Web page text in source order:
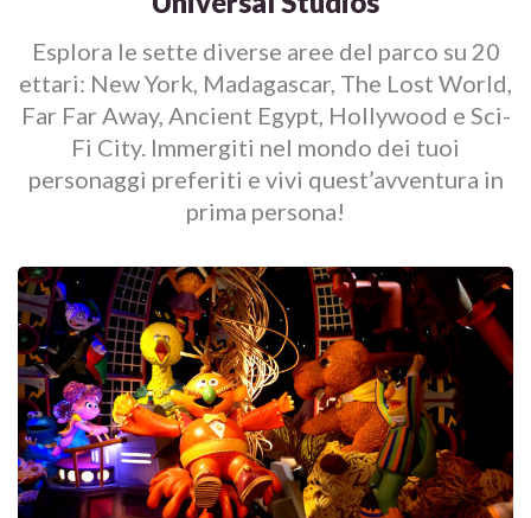
Esplora le sette diverse aree del parco su 20
ettari: New York, Madagascar, The Lost World,
Far Far Away, Ancient Egypt, Hollywood e Sci-
Fi City. Immergiti nel mondo dei tuoi
personaggi preferiti e vivi quest’avventura in
prima persona!